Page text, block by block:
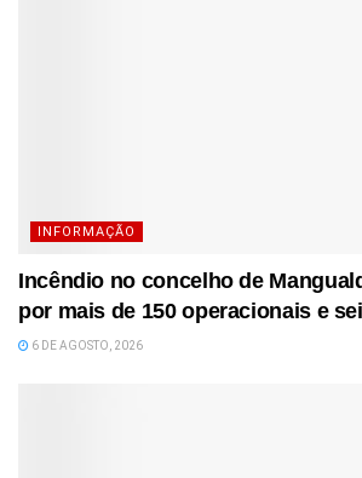
INFORMAÇÃO
Incêndio no concelho de
por mais de 150 operacionais e
6 DE AGOSTO, 2026